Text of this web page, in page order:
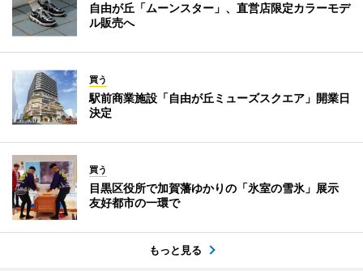
自由が丘「ムーンスター」、直営店限定カラーモデ
ル販売へ
買う
駅前商業施設「自由が丘ミューズスクエア」開業日
決定
買う
目黒区役所で加賀藩ゆかりの「氷室の雪氷」展示
友好都市の一環で
もっと見る